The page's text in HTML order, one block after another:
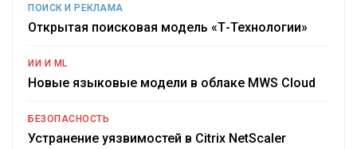
ПОИСК И РЕКЛАМА
Открытая поисковая модель «Т-Технологии»
ИИ И ML
Новые языковые модели в облаке MWS Cloud
БЕЗОПАСНОСТЬ
Устранение уязвимостей в Citrix NetScaler